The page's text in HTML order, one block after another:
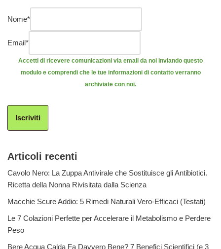
Nome*
Email*
Accetti di ricevere comunicazioni via email da noi inviando questo
modulo e comprendi che le tue informazioni di contatto verranno
archiviate con noi.
Iscriviti
Articoli recenti
Cavolo Nero: La Zuppa Antivirale che Sostituisce gli Antibiotici.
Ricetta della Nonna Rivisitata dalla Scienza
Macchie Scure Addio: 5 Rimedi Naturali Vero-Efficaci (Testati)
Le 7 Colazioni Perfette per Accelerare il Metabolismo e Perdere
Peso
Bere Acqua Calda Fa Davvero Bene? 7 Benefici Scientifici (e 3